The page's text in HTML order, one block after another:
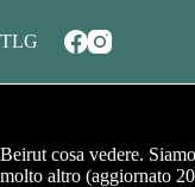
al
contenuto
TLG
Beirut cosa vedere.
molto altro (aggiornato